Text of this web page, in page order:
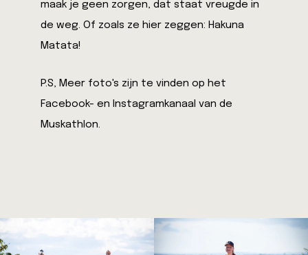
maak je geen zorgen, dat staat vreugde in
de weg. Of zoals ze hier zeggen: Hakuna
Matata!
P.S, Meer foto's zijn te vinden op het
Facebook- en Instagramkanaal van de
Muskathlon.